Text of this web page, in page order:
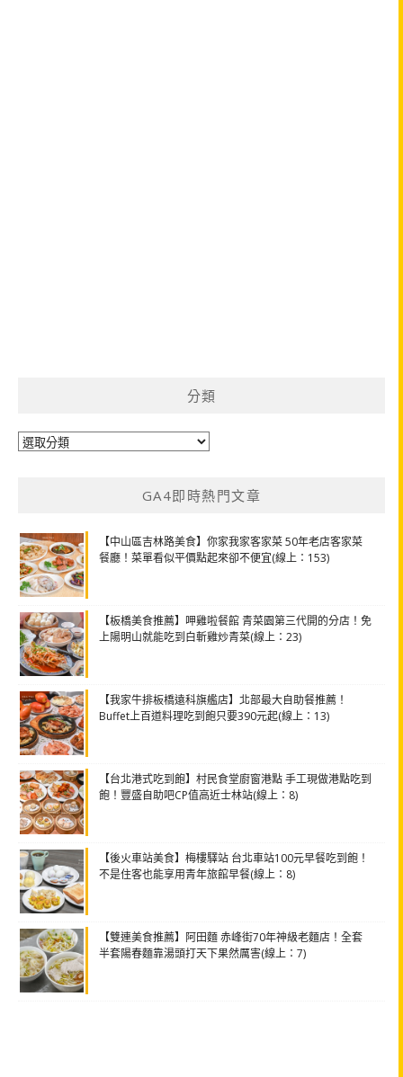
分類
分
GA4即時熱門文章
【中山區吉林路美食】你家我家客家菜 50年老店客家菜
餐廳！菜單看似平價點起來卻不便宜(線上：153)
【板橋美食推薦】呷雞啦餐館 青菜園第三代開的分店！免
上陽明山就能吃到白斬雞炒青菜(線上：23)
【我家牛排板橋遠科旗艦店】北部最大自助餐推薦！
Buffet上百道料理吃到飽只要390元起(線上：13)
【台北港式吃到飽】村民食堂廚窗港點 手工現做港點吃到
飽！豐盛自助吧CP值高近士林站(線上：8)
【後火車站美食】梅樓驛站 台北車站100元早餐吃到飽！
不是住客也能享用青年旅館早餐(線上：8)
【雙連美食推薦】阿田麵 赤峰街70年神級老麵店！全套
半套陽春麵靠湯頭打天下果然厲害(線上：7)